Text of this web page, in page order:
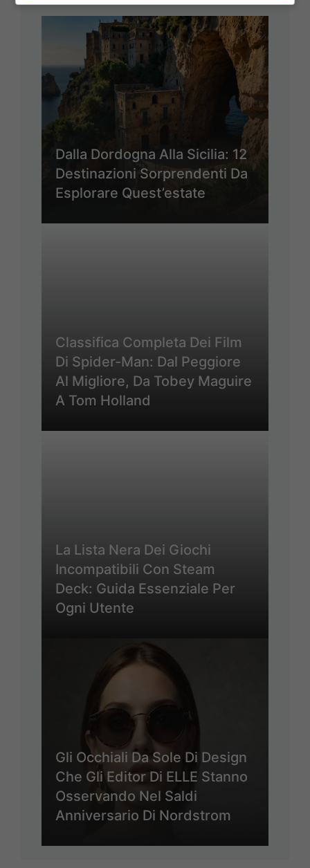
Dalla Dordogna Alla Sicilia: 12
Destinazioni Sorprendenti Da
Esplorare Quest’estate
Classifica Completa Dei Film
Di Spider-Man: Dal Peggiore
Al Migliore, Da Tobey Maguire
A Tom Holland
La Lista Nera Dei Giochi
Incompatibili Con Steam
Deck: Guida Essenziale Per
Ogni Utente
Gli Occhiali Da Sole Di Design
Che Gli Editor Di ELLE Stanno
Osservando Nel Saldi
Anniversario Di Nordstrom